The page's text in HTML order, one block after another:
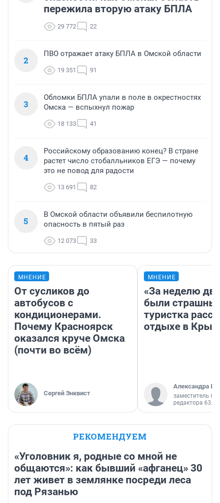
пережила вторую атаку БПЛА
29 772 22
2
ПВО отражает атаку БПЛА в Омской области
19 351 91
3
Обломки БПЛА упали в поле в окрестностях
Омска — вспыхнул пожар
18 133 41
4
Российскому образованию конец? В стране
растет число стобалльников ЕГЭ — почему
это не повод для радости
13 691 82
5
В Омской области объявили беспилотную
опасность в пятый раз
12 073 33
МНЕНИЕ
От сусликов до
автобусов с
кондиционерами.
Почему Красноярск
оказался круче Омска
(почти во всём)
Сергей Энквист
МНЕНИЕ
«За неделю
были
туристка
отдыхе в
Александра
заместитель
редактора 63.RU
РЕКОМЕНДУЕМ
«Уголовник я, родные со мной не
общаются»: как бывший «афганец» 30
лет живет в землянке посреди леса
под Рязанью